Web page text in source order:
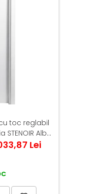
toc reglabil
STENOIR Alb
Lei